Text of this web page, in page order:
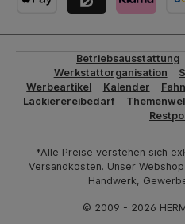
Betriebsausstattung
Werkstattorganisation
Werbeartikel
Kalender
Lackierereibedarf
*Alle Preise verstehen sich
Versandkosten. Unser
Handwerk,
© 2009 - 2026